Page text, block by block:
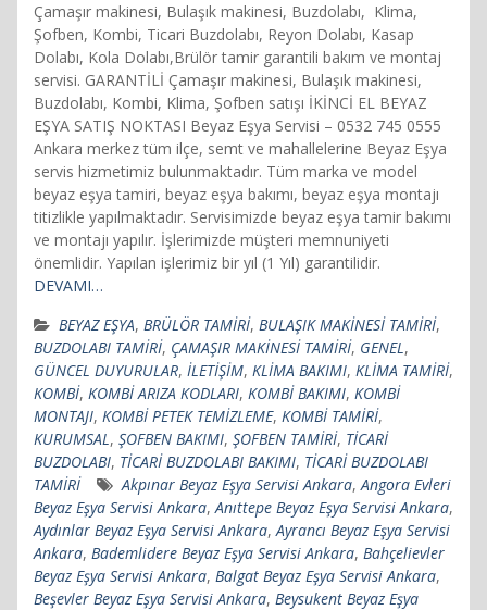
Çamaşır makinesi, Bulaşık makinesi, Buzdolabı, Klima,
Şofben, Kombi, Ticari Buzdolabı, Reyon Dolabı, Kasap
Dolabı, Kola Dolabı,Brülör tamir garantili bakım ve montaj
servisi. GARANTİLİ Çamaşır makinesi, Bulaşık makinesi,
Buzdolabı, Kombi, Klima, Şofben satışı İKİNCİ EL BEYAZ
EŞYA SATIŞ NOKTASI Beyaz Eşya Servisi – 0532 745 0555
Ankara merkez tüm ilçe, semt ve mahallelerine Beyaz Eşya
servis hizmetimiz bulunmaktadır. Tüm marka ve model
beyaz eşya tamiri, beyaz eşya bakımı, beyaz eşya montajı
titizlikle yapılmaktadır. Servisimizde beyaz eşya tamir bakımı
ve montajı yapılır. İşlerimizde müşteri memnuniyeti
önemlidir. Yapılan işlerimiz bir yıl (1 Yıl) garantilidir.
DEVAMI…
BEYAZ EŞYA, BRÜLÖR TAMİRİ, BULAŞIK MAKİNESİ TAMİRİ,
BUZDOLABI TAMİRİ, ÇAMAŞIR MAKİNESİ TAMİRİ, GENEL,
GÜNCEL DUYURULAR, İLETİŞİM, KLİMA BAKIMI, KLİMA TAMİRİ,
KOMBİ, KOMBİ ARIZA KODLARI, KOMBİ BAKIMI, KOMBİ
MONTAJI, KOMBİ PETEK TEMİZLEME, KOMBİ TAMİRİ,
KURUMSAL, ŞOFBEN BAKIMI, ŞOFBEN TAMİRİ, TİCARİ
BUZDOLABI, TİCARİ BUZDOLABI BAKIMI, TİCARİ BUZDOLABI
TAMİRİ
Akpınar Beyaz Eşya Servisi Ankara,Angora Evleri
Beyaz Eşya Servisi Ankara,Anıttepe Beyaz Eşya Servisi Ankara,
Aydınlar Beyaz Eşya Servisi Ankara,Ayrancı Beyaz Eşya Servisi
Ankara, Bademlidere Beyaz Eşya Servisi Ankara, Bahçelievler
Beyaz Eşya Servisi Ankara, Balgat Beyaz Eşya Servisi Ankara,
Beşevler Beyaz Eşya Servisi Ankara, Beysukent Beyaz Eşya